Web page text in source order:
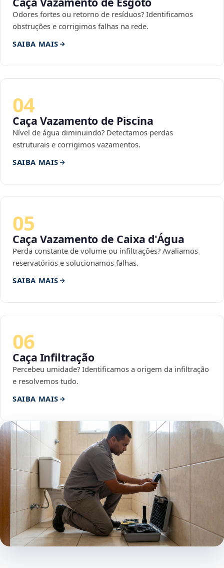
Odores fortes ou retorno de resíduos? Identificamos
obstruções e corrigimos falhas na rede.
SAIBA MAIS
04
Caça Vazamento de Piscina
Nível de água diminuindo? Detectamos perdas
estruturais e corrigimos vazamentos.
SAIBA MAIS
05
Caça Vazamento de Caixa d'Água
Perda constante de volume ou infiltrações? Avaliamos
reservatórios e solucionamos falhas.
SAIBA MAIS
06
Caça Infiltração
Percebeu umidade? Identificamos a origem da infiltração
e resolvemos tudo.
SAIBA MAIS